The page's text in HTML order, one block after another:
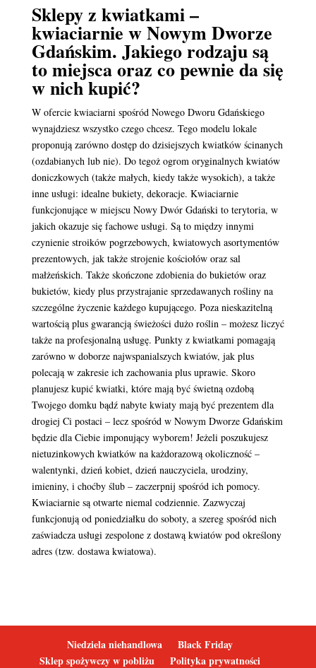
Sklepy z kwiatkami –
kwiaciarnie w Nowym Dworze
Gdańskim. Jakiego rodzaju są
to miejsca oraz co pewnie da się
w nich kupić?
W ofercie kwiaciarni spośród Nowego Dworu Gdańskiego
wynajdziesz wszystko czego chcesz. Tego modelu lokale
proponują zarówno dostęp do dzisiejszych kwiatków ścinanych
(ozdabianych lub nie). Do tegoż ogrom oryginalnych kwiatów
doniczkowych (także małych, kiedy także wysokich), a także
inne usługi: idealne bukiety, dekoracje. Kwiaciarnie
funkcjonujące w miejscu Nowy Dwór Gdański to terytoria, w
jakich okazuje się fachowe usługi. Są to między innymi
czynienie stroików pogrzebowych, kwiatowych asortymentów
prezentowych, jak także strojenie kościołów oraz sal
małżeńskich. Także skończone zdobienia do bukietów oraz
bukietów, kiedy plus przystrajanie sprzedawanych rośliny na
szczególne życzenie każdego kupującego. Poza nieskazitelną
wartością plus gwarancją świeżości dużo roślin – możesz liczyć
także na profesjonalną usługę. Punkty z kwiatkami pomagają
zarówno w doborze najwspanialszych kwiatów, jak plus
polecają w zakresie ich zachowania plus uprawie. Skoro
planujesz kupić kwiatki, które mają być świetną ozdobą
Twojego domku bądź nabyte kwiaty mają być prezentem dla
drogiej Ci postaci – lecz spośród w Nowym Dworze Gdańskim
będzie dla Ciebie imponujący wyborem! Jeżeli poszukujesz
nietuzinkowych kwiatków na każdorazową okoliczność –
walentynki, dzień kobiet, dzień nauczyciela, urodziny,
imieniny, i choćby ślub – zaczerpnij spośród ich pomocy.
Kwiaciarnie są otwarte niemal codziennie. Zazwyczaj
funkcjonują od poniedziałku do soboty, a szereg spośród nich
zaświadcza usługi zespolone z dostawą kwiatów pod określony
adres (tzw. dostawa kwiatowa).
Niedziela niehandlowa
Black Friday
Sklep spożywczy w pobliżu
Polityka prywatności